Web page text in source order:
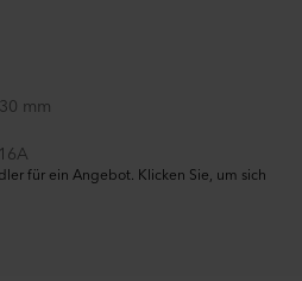
30 mm
für ein Angebot. Klicken Sie, um sich